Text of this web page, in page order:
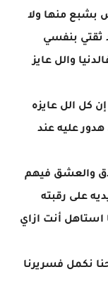
بشبع منها ولا
ثقتي بنفسي
والل عايز
كل الل عايزه
عليه عند
والعشق فيهم
على رقبته
أنت ازاي
نكمل فسريرنا